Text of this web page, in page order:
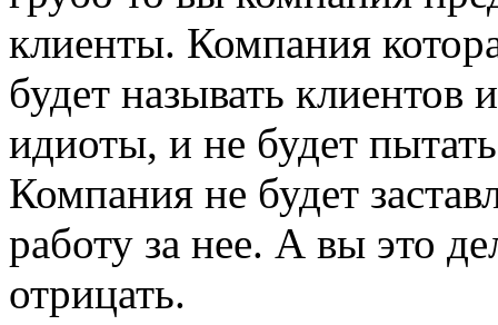
клиенты. Компания
будет называть
идиоты, и не будет
Компания не будет
работу за нее. А вы это
отрицать.